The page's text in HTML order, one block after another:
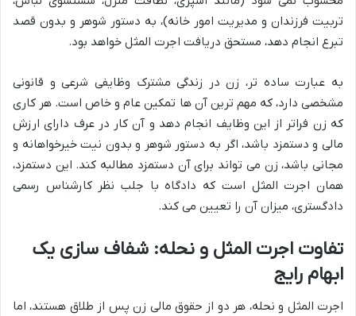
تربیت فرزندان و مدیریت امور خانه)، به دستور شوهر و بدون قصد
تبرع انجام دهد، مستحق دریافت اجرت المثل خواهد بود.
به عبارت ساده تر، زن در زندگی مشترک وظایفی شرعی و قانونی
مشخصی دارد، که مهم ترین آن ها تمکین عام و خاص است. هر کاری
که زن فراتر از این وظایف انجام دهد و آن کار در عرف دارای ارزش
مالی و دستمزد باشد، اگر به دستور شوهر و بدون نیت خیرخواهانه و
مجانی باشد، زن می تواند برای آن دستمزد مطالبه کند. این دستمزد،
همان اجرت المثل است که دادگاه با جلب نظر کارشناس رسمی
دادگستری، میزان آن را تعیین می کند.
تفاوت اجرت المثل و نحله: شفاف سازی یک
ابهام رایج
اجرت المثل و نحله، هر دو از حقوق مالی زن پس از طلاق هستند، اما